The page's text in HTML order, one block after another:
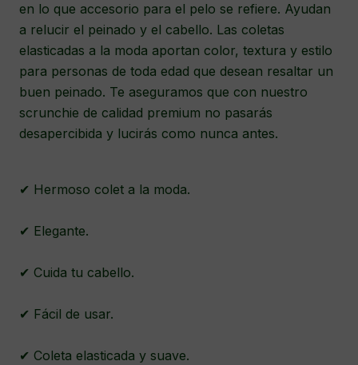
en lo que accesorio para el pelo se refiere. Ayudan
a relucir el peinado y el cabello. Las coletas
elasticadas a la moda aportan color, textura y estilo
para personas de toda edad que desean resaltar un
buen peinado. Te aseguramos que con nuestro
scrunchie de calidad premium no pasarás
desapercibida y lucirás como nunca antes.
✔ Hermoso colet a la moda.
✔ Elegante.
✔ Cuida tu cabello.
✔ Fácil de usar.
✔ Coleta elasticada y suave.